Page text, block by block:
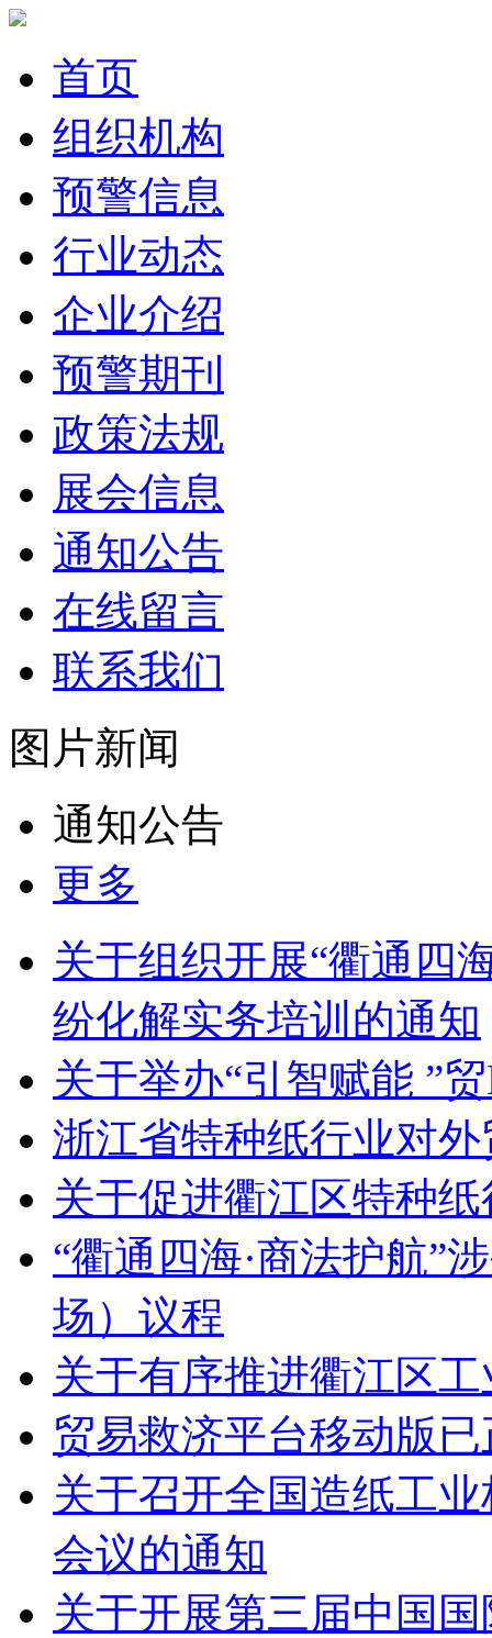
首页
组织机构
预警信息
行业动态
企业介绍
预警期刊
政策法规
展会信息
通知公告
在线留言
联系我们
图片新闻
通知公告
更多
关于组织开展“衢通四
纷化解实务培训的通知
关于举办“引智赋能 ”
浙江省特种纸行业对
关于促进衢江区特种
“衢通四海·商法护航”
场）议程
关于有序推进衢江区
贸易救济平台移动版
关于召开全国造纸工
会议的通知
关于开展第三届中国